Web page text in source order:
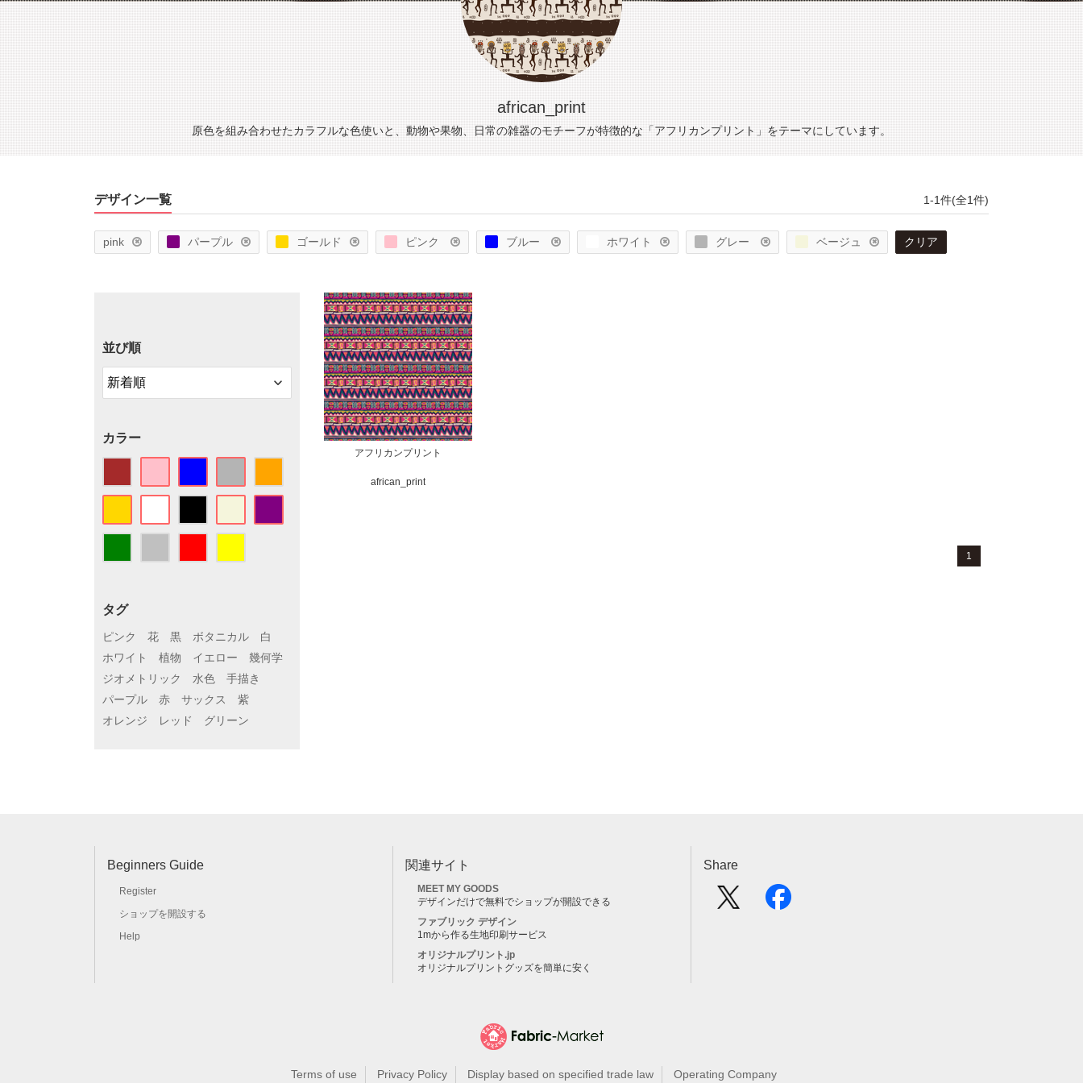
african_print
原色を組み合わせたカラフルな色使いと、動物や果物、日常の雑器のモチーフが特徴的な「アフリカンプリント」をテーマにしています。
デザイン一覧 1-1件(全1件)
pink パープル ゴールド ピンク ブルー ホワイト グレー ベージュ クリア
並び順
カラー
タグ
ピンク 花 黒 ボタニカル
白
ホワイト
植物 イエロー
幾何学
ジオメトリック
水色
手描き
パープル
赤 サックス
紫
オレンジ
レッド グリーン
アフリカンプリント
african_print
1
Beginners Guide
Register
ショップを開設する
Help
関連サイト
MEET MY GOODS
デザインだけで無料でショップが開設できる
ファブリック デザイン
1mから作る生地印刷サービス
オリジナルプリント.jp
オリジナルプリントグッズを簡単に安く
Share
Terms of use Privacy Policy Display based on specified trade law Operating Company